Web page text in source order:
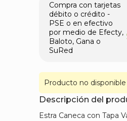
Compra con tarjetas
débito o crédito -
PSE o en efectivo
por medio de Efecty,
Baloto, Gana o
SuRed
Producto no disponible
Descripción del
​Estra Caneca con Tapa